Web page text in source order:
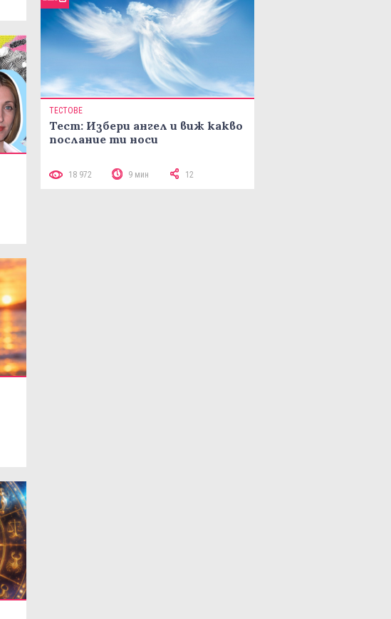
ТЕСТОВЕ
Тест: Избери ангел и виж какво
послание ти носи
18 972 9 мин 12